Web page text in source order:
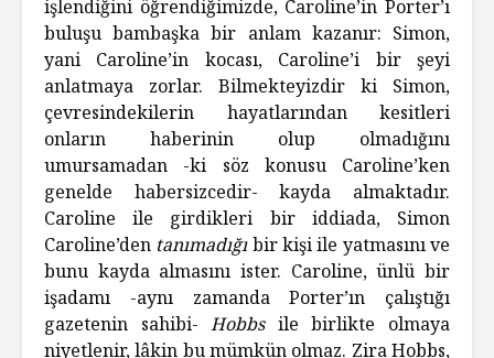
işlendiğini öğrendiğimizde, Caroline’in Porter’ı
buluşu bambaşka bir anlam kazanır: Simon,
yani Caroline’in kocası, Caroline’i bir şeyi
anlatmaya zorlar. Bilmekteyizdir ki Simon,
çevresindekilerin hayatlarından kesitleri
onların haberinin olup olmadığını
umursamadan -ki söz konusu Caroline’ken
genelde habersizcedir- kayda almaktadır.
Caroline ile girdikleri bir iddiada, Simon
Caroline’den tanımadığıbir kişi ile yatmasını ve
bunu kayda almasını ister. Caroline, ünlü bir
işadamı -aynı zamanda Porter’ın çalıştığı
gazetenin sahibi-Hobbsile birlikte olmaya
niyetlenir, lâkin bu mümkün olmaz. Zira Hobbs,